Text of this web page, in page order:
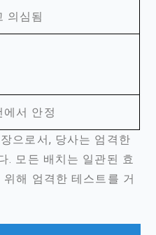
의심됨
에서 안정
으로서, 당사는 엄격한
. 모든 배치는 일관된 효
해 엄격한 테스트를 거